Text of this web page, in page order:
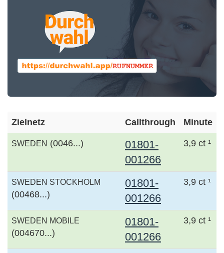
Zielnetz Callthrough Minute
SWEDEN (0046...)
01801-
001266
3,9 ct ¹
SWEDEN STOCKHOLM
(00468...)
01801-
001266
3,9 ct ¹
SWEDEN MOBILE
(004670...)
01801-
001266
3,9 ct ¹